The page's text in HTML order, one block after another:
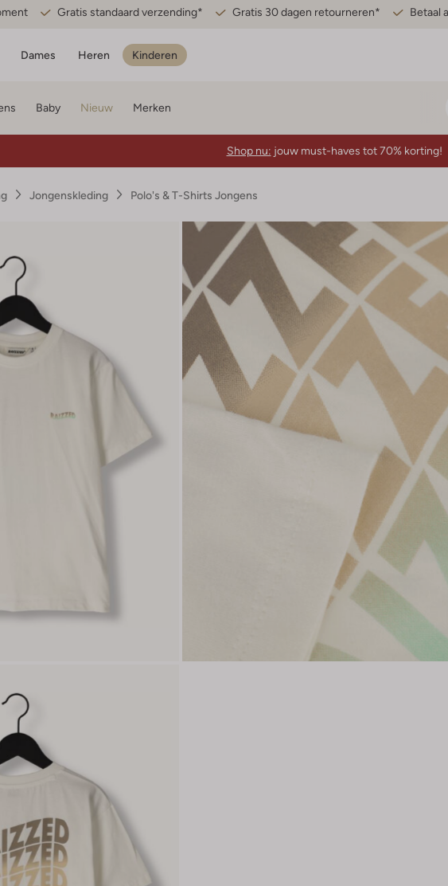
Gratis standaard verzending* Gratis 30 dagen retourneren* Betaal
Dames Heren Kinderen
Baby Nieuw Merken
Shop nu: jouw must-haves tot 70% korting!
Jongenskleding Polo's & T-Shirts Jongens